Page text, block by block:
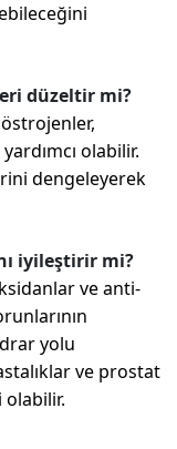
düzeltir mi?
olabilir.
dengeleyerek
iyileştirir mi?
ve anti-
yolu
ve prostat
olabilir.